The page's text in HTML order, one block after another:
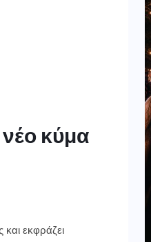
κύμα
εκφράζει